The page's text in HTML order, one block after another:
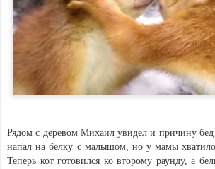
Рядом с деревом Михаил увидел и причину
напал на белку с малышом, но у мамы хватило
Теперь кот готовился ко второму раунду, а